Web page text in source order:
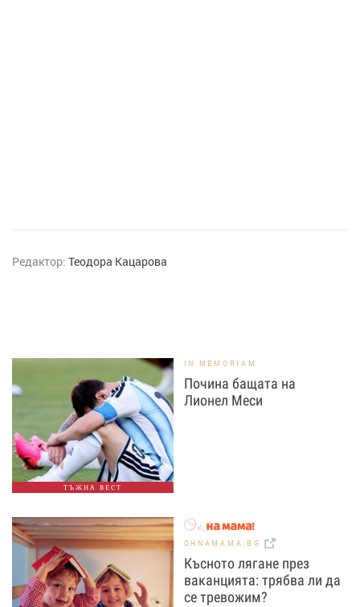
Редактор: Теодора Кацарова
ТЪЖНА ВЕСТ
IN MEMORIAM
Почина бащата на
Лионел Меси
OHNAMAMA.BG
Късното лягане през
ваканцията: трябва ли да
се тревожим?